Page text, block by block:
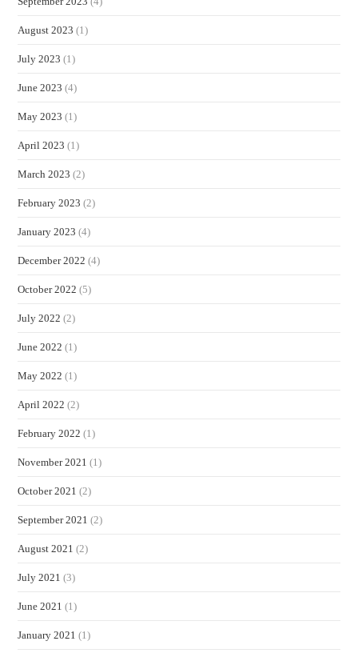
August 2023 (1)
July 2023 (1)
June 2023 (4)
May 2023 (1)
April 2023 (1)
March 2023 (2)
February 2023 (2)
January 2023 (4)
December 2022 (4)
October 2022 (5)
July 2022 (2)
June 2022 (1)
May 2022 (1)
April 2022 (2)
February 2022 (1)
November 2021 (1)
October 2021 (2)
September 2021 (2)
August 2021 (2)
July 2021 (3)
June 2021 (1)
January 2021 (1)